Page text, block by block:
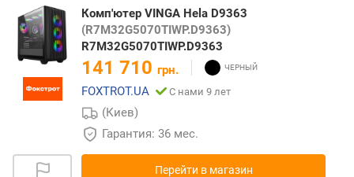
Комп'ютер VINGA Hela D9363
(R7M32G5070TIWP.D9363)
R7M32G5070TIWP.D9363
141 710 грн.
FOXTROT.UA
С нами 9 лет
(Киев)
Гарантия: 36 мес.
Перейти в магазин